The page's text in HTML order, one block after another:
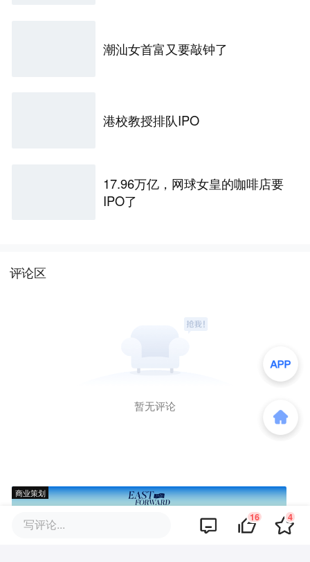
潮汕女首富又要敲钟了
港校教授排队IPO
17.96万亿，网球女皇的咖啡店要
IPO了
评论区
暂无评论
商业策划
写评论... 16 4